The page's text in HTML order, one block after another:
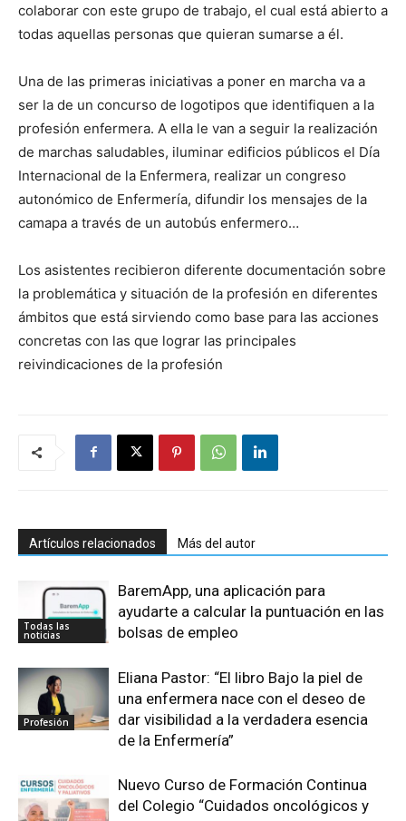
colaborar con este grupo de trabajo, el cual está abierto a
todas aquellas personas que quieran sumarse a él.
Una de las primeras iniciativas a poner en marcha va a
ser la de un concurso de logotipos que identifiquen a la
profesión enfermera. A ella le van a seguir la realización
de marchas saludables, iluminar edificios públicos el Día
Internacional de la Enfermera, realizar un congreso
autonómico de Enfermería, difundir los mensajes de la
camapa a través de un autobús enfermero…
Los asistentes recibieron diferente documentación sobre
la problemática y situación de la profesión en diferentes
ámbitos que está sirviendo como base para las acciones
concretas con las que lograr las principales
reivindicaciones de la profesión
Artículos relacionados Más del autor
Todas las
noticias
BaremApp, una aplicación para
ayudarte a calcular la puntuación en las
bolsas de empleo
Profesión
Eliana Pastor: “El libro Bajo la piel de
una enfermera nace con el deseo de
dar visibilidad a la verdadera esencia
de la Enfermería”
Nuevo Curso de Formación Continua
del Colegio “Cuidados oncológicos y